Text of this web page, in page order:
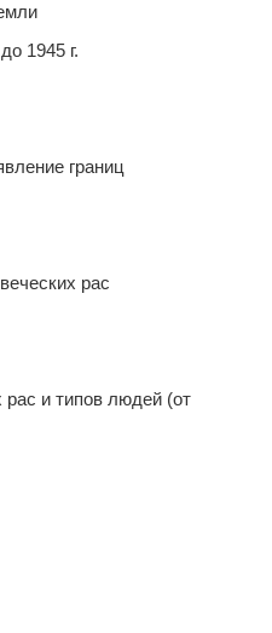
1945 г.
границ
рас
и типов людей (от